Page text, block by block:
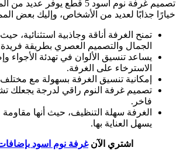
تصميم غرفة نوم أسود 5 قطع يوفر
خيارًا جذابًا لعديد من الأشخاص، وإليك بعض
تمنح الغرفة أناقة وجاذبية استثنائية،
الجمال والتصميم العصري بطريقة
يساعد تنسيق الألوان في تهدئة الأجواء
الاسترخاء على الغرفة.
إمكانية تنسيق الغرفة بسهولة مع مختلف
تصميم غرفة النوم راقي لدرجة يجعلك
فاخر.
الغرفة سهلة التنظيف، حيث أنها مقاومة
يسهل العناية بها.
اشتري الآنغرفة نوم اسود